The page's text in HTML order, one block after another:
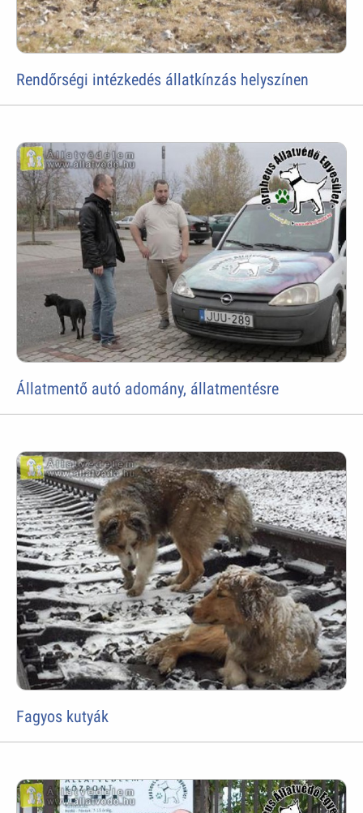
Rendőrségi intézkedés állatkínzás helyszínen
Állatmentő autó adomány, állatmentésre
Fagyos kutyák